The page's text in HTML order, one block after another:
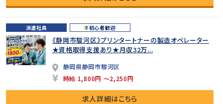
派遣社員 初心者歓迎
《静岡市駿河区》プリンタートナーの製造オペレーター
★資格取得支援あり★月収32万...
静岡県静岡市駿河区
時給 1,800円 ～2,250円
求人詳細はこちら